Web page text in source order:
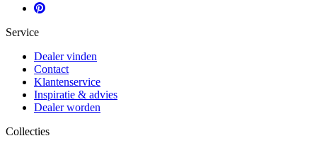
Service
Dealer vinden
Contact
Klantenservice
Inspiratie & advies
Dealer worden
Collecties